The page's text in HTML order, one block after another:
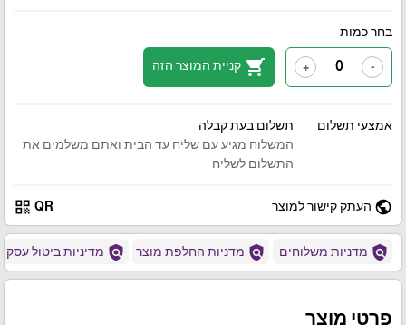
בחר כמות
-
+
shopping_cart קניית המוצר הזה
אמצעי תשלום
תשלום בעת קבלה
המשלוח מגיע עם שליח עד הבית ואתם משלמים את
התשלום לשליח
public העתק קישור למוצר QR
qr_code
policy מדניות משלוחים policy מדניות החלפת מוצר policy מדיניות ביטול
פרטי מוצר